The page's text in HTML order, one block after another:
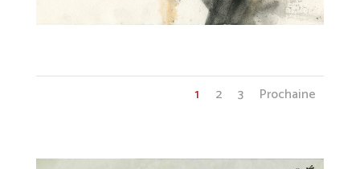
1 2 3 Prochaine